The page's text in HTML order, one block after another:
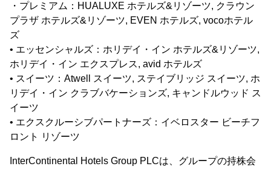
・プレミアム：HUALUXE ホテルズ&リゾーツ, クラウン
プラザ ホテルズ&リゾーツ, EVEN ホテルズ, vocoホテル
ズ
• エッセンシャルズ：ホリデイ・イン ホテルズ&リゾーツ,
ホリデイ・イン エクスプレス, avid ホテルズ
• スイーツ：Atwell スイーツ, ステイブリッジ スイーツ, ホ
リデイ・イン クラブバケーションズ, キャンドルウッド ス
イーツ
• エクスクルーシブパートナーズ：イベロスター ビーチフ
ロント リゾーツ
InterContinental Hotels Group PLCは、グループの持株会